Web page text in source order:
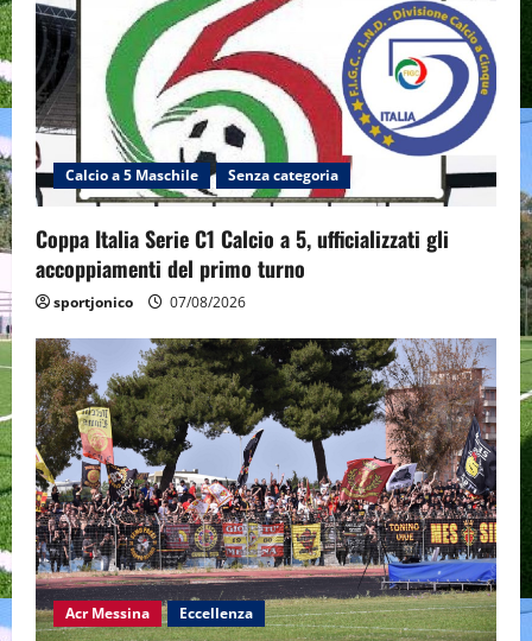
Calcio a 5 Maschile Senza categoria
Coppa Italia Serie C1 Calcio a 5, ufficializzati gli
accoppiamenti del primo turno
sportjonico 07/08/2026
Acr Messina Eccellenza